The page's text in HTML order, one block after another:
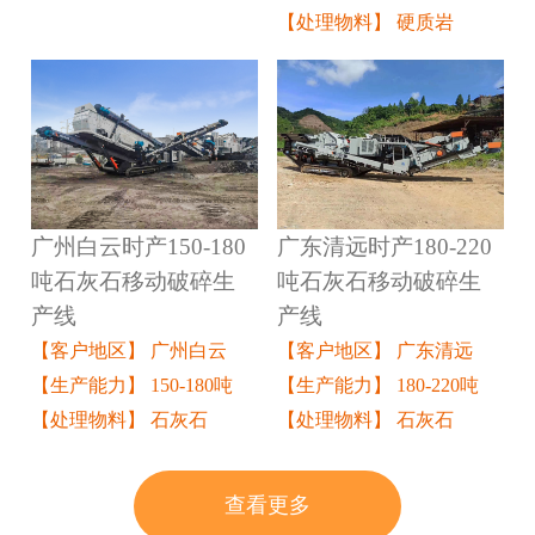
【处理物料】 硬质岩
广州白云时产150-180
吨石灰石移动破碎生
产线
【客户地区】 广州白云
【生产能力】 150-180吨
【处理物料】 石灰石
广东清远时产180-220
吨石灰石移动破碎生
产线
【客户地区】 广东清远
【生产能力】 180-220吨
【处理物料】 石灰石
查看更多